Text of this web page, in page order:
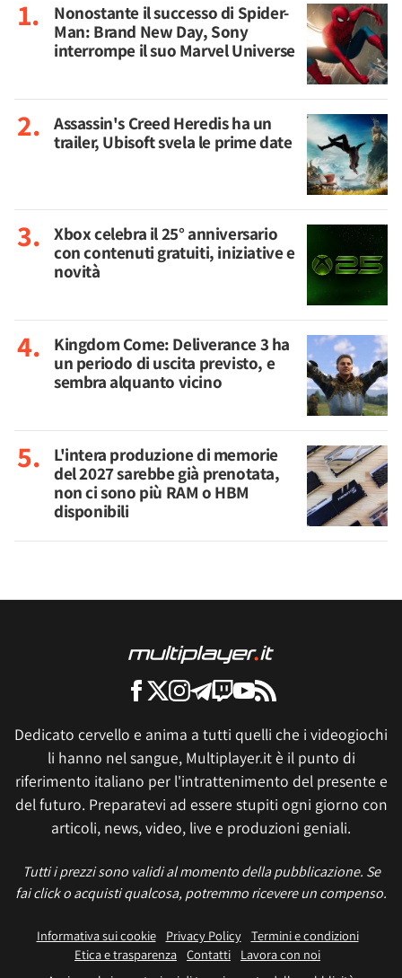
Nonostante il successo di Spider-
Man: Brand New Day, Sony
interrompe il suo Marvel Universe
Assassin's Creed Heredis ha un
trailer, Ubisoft svela le prime date
Xbox celebra il 25° anniversario
con contenuti gratuiti, iniziative e
novità
Kingdom Come: Deliverance 3 ha
un periodo di uscita previsto, e
sembra alquanto vicino
L'intera produzione di memorie
del 2027 sarebbe già prenotata,
non ci sono più RAM o HBM
disponibili
Dedicato cervello e anima a tutti quelli che i videogiochi
li hanno nel sangue, Multiplayer.it è il punto di
riferimento italiano per l'intrattenimento del presente e
del futuro. Preparatevi ad essere stupiti ogni giorno con
articoli, news, video, live e produzioni geniali.
Tutti i prezzi sono validi al momento della pubblicazione. Se
fai click o acquisti qualcosa, potremmo ricevere un compenso.
Informativa sui cookie Privacy Policy
Termini e condizioni
Etica e trasparenza Contatti
Lavora con noi